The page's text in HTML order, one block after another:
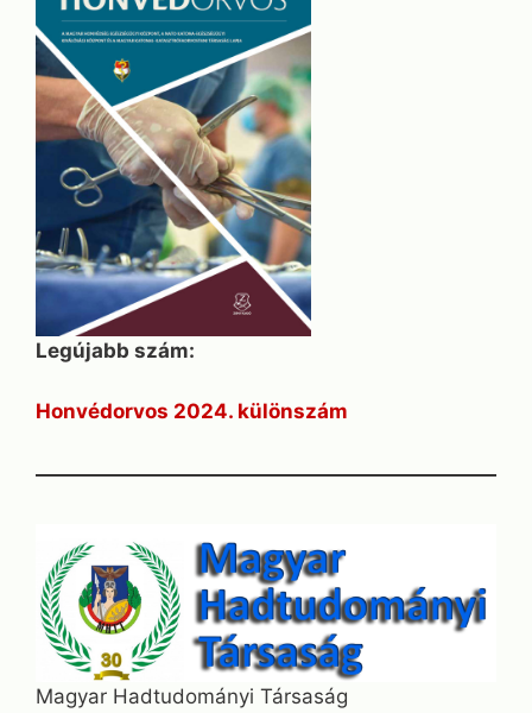
Legújabb szám:
Honvédorvos 2024. különszám
Magyar Hadtudományi Társaság